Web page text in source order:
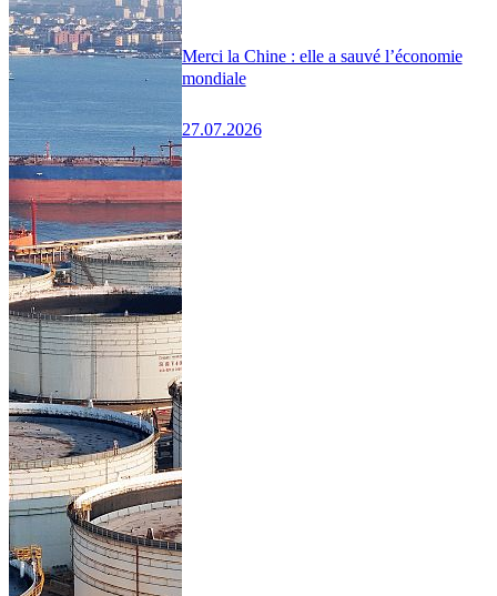
Merci la Chine : elle a sauvé l’économie
mondiale
27.07.2026